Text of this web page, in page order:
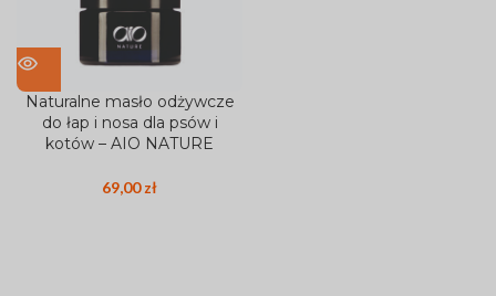
Naturalne masło odżywcze
do łap i nosa dla psów i
kotów – AIO NATURE
69,00zł